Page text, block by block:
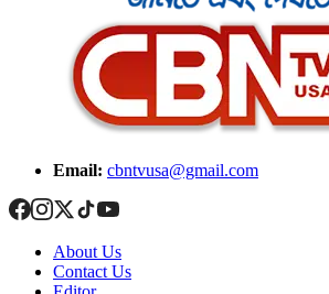
Email: cbntvusa@gmail.com
About Us
Contact Us